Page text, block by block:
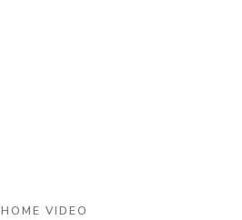
HOME VIDEO